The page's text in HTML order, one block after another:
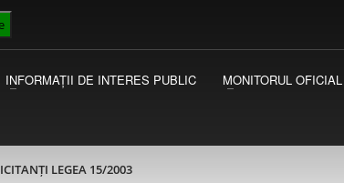
Miercuri 13:00 - 15:00
INFORMAȚII DE INTERES PUBLIC MONITORUL
LEGEA 15/2003